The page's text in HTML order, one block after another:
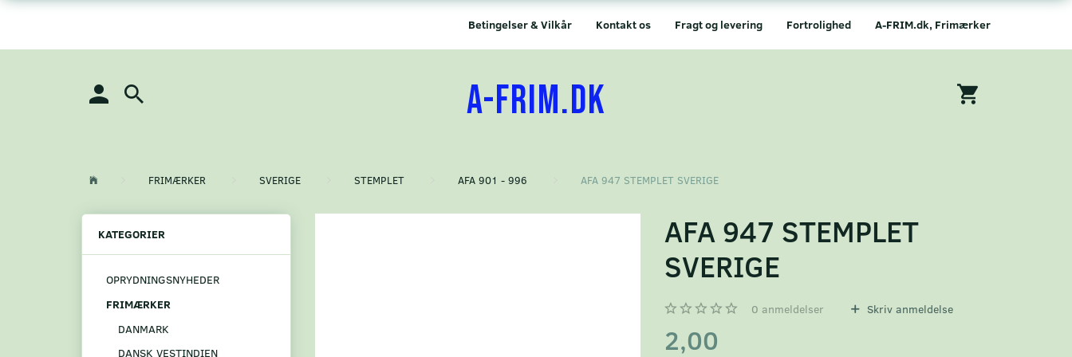
A-FRIM.dk, Frimærker
Fortrolighed
Fragt og levering
Kontakt os
Betingelser & Vilkår
A-FRIM.DK
FRIMÆRKER SVERIGE STEMPLET AFA 901 - 996 AFA 947 STEMPLET SVERIGE
KATEGORIER
OPRYDNINGSNYHEDER
FRIMÆRKER
DANMARK
DANSK VESTINDIEN
AFA 947 STEMPLET
SVERIGE
0 anmeldelser Skriv anmeldelse
2,00